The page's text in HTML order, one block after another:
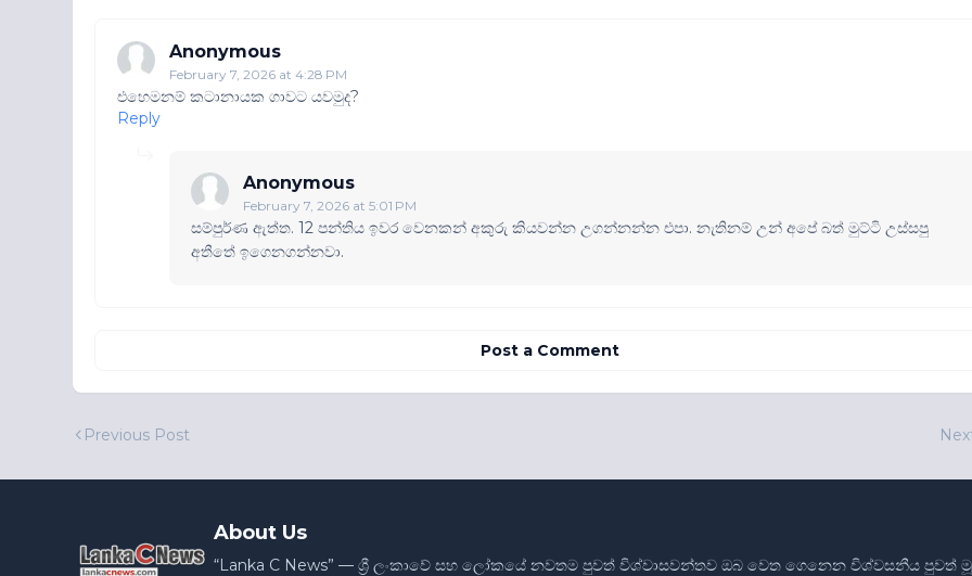
Anonymous
February 7, 2026 at 4:28 PM
එහෙමනම් කටානායක ගාවට යවමුද?
Reply
Anonymous
February 7, 2026 at 5:01 PM
සම්පුර්ණ ඇත්ත. 12 පන්තිය ඉවර වෙනකන් අකුරු කියවන්න උගන්නන්න එපා. නැතිනම් උන් අපේ බත් මුට්ටි උස්සපු
අතීතේ ඉගෙනගන්නවා.
Post a Comment
Previous Post
About Us
“Lanka C News” — ශ්‍රී ලංකාවේ සහ ලෝකයේ නවතම පුවත් විශ්වාසවන්තව ඔබ වෙත ගෙනෙන විශ්වසනීය පුවත්